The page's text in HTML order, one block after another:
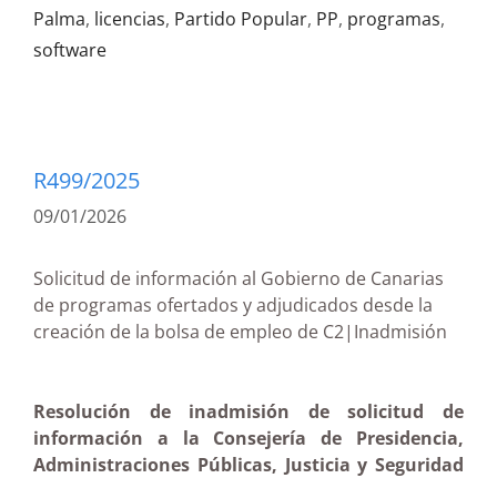
Palma, licencias, Partido Popular, PP, programas,
software
R499/2025
09/01/2026
Solicitud de información al Gobierno de Canarias
de programas ofertados y adjudicados desde la
creación de la bolsa de empleo de C2|Inadmisión
Resolución de inadmisión de solicitud de
información a la Consejería de Presidencia,
Administraciones Públicas, Justicia y Seguridad